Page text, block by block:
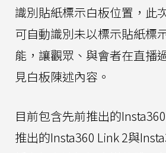
識別貼紙標示白板位置，此
可自動識別未以標示貼紙標
能，讓觀眾、與會者在直播
見白板陳述內容。
目前包含先前推出的
推出的Insta360 Link 2與